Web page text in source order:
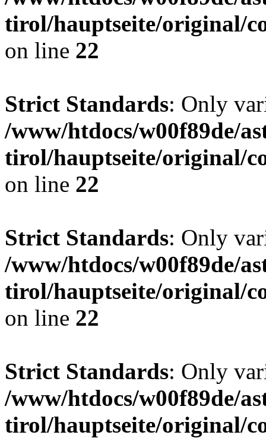
tirol/hauptseite/original/
on line 22
Strict Standards: Only
/www/htdocs/w00f89de/
tirol/hauptseite/original/
on line 22
Strict Standards: Only
/www/htdocs/w00f89de/
tirol/hauptseite/original/
on line 22
Strict Standards: Only
/www/htdocs/w00f89de/
tirol/hauptseite/original/